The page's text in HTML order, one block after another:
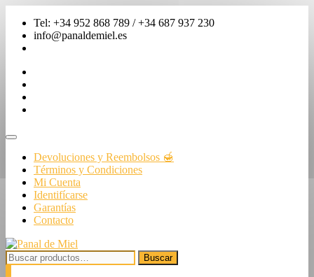
contenido
Tel: +34 952 868 789 / +34 687 937 230
info@panaldemiel.es
Menú
barra
superior
Devoluciones y Reembolsos 🍯
Términos y Condiciones
Mi Cuenta
Identifícarse
Garantías
Contacto
Buscar
por:
Buscar